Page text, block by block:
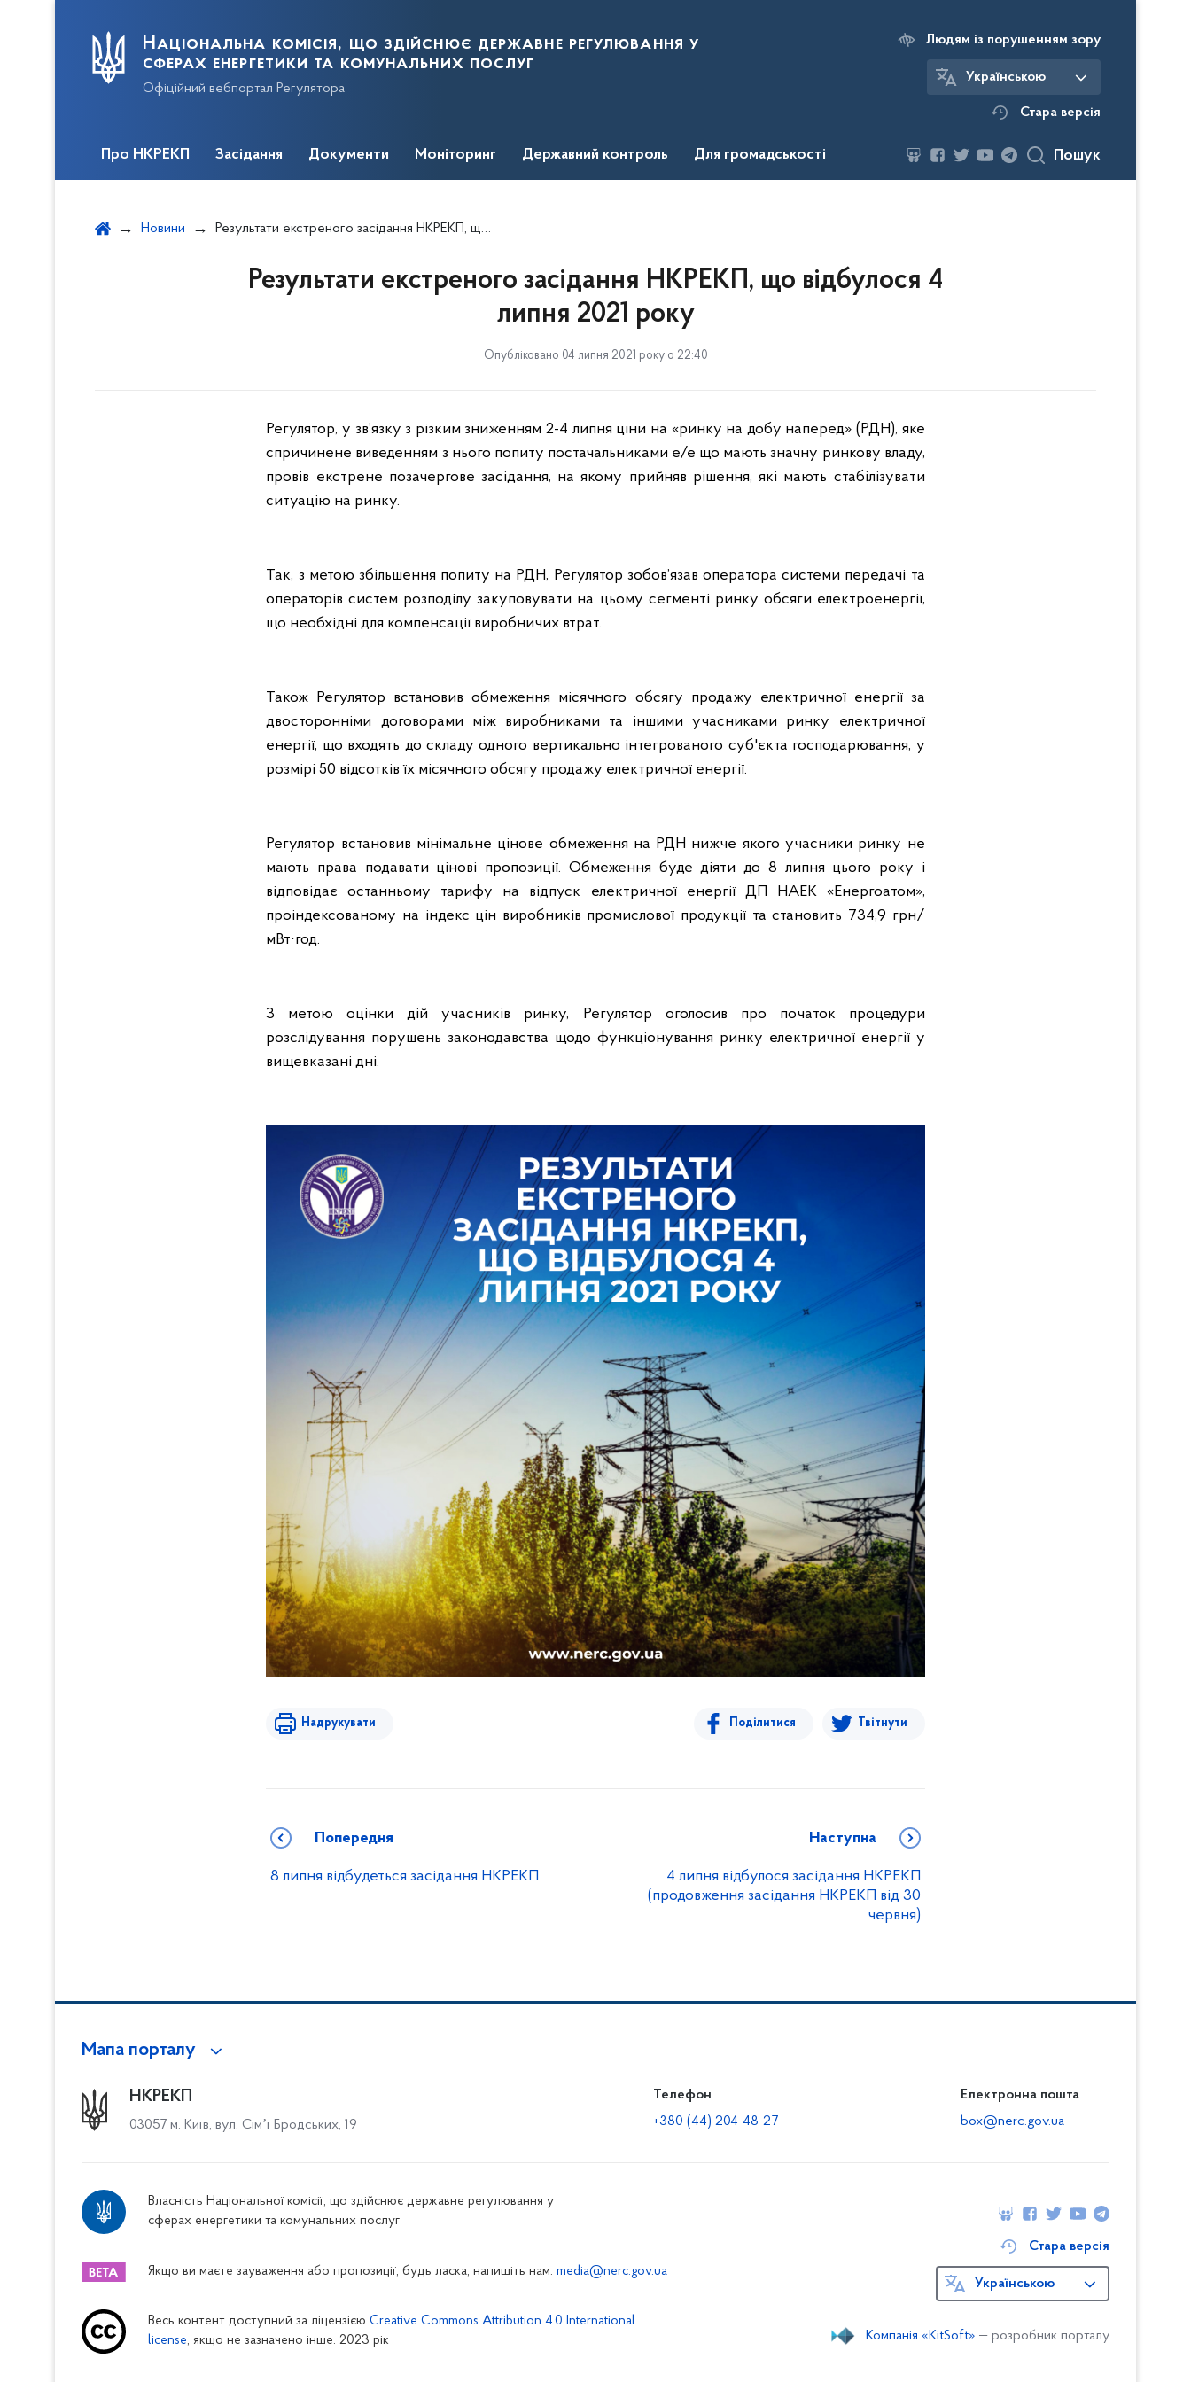
Національна комісія, що здійснює державне регулювання у
сферах енергетики та комунальних послуг
Офіційний вебпортал Регулятора
Людям із порушенням зору
Українською
Стара версія
Про НКРЕКП Засідання Документи Моніторинг Державний контроль Для громадськості Пошук
Новини Результати екстреного засідання НКРЕКП, що відбулося 4 липня 2021 року
Результати екстреного засідання НКРЕКП, що відбулося 4
липня 2021 року
Опубліковано 04 липня 2021 року о 22:40
Регулятор, у зв’язку з різким зниженням 2-4 липня ціни на «ринку на добу наперед» (РДН), яке
спричинене виведенням з нього попиту постачальниками е/е що мають значну ринкову владу,
провів екстрене позачергове засідання, на якому прийняв рішення, які мають стабілізувати
ситуацію на ринку.
Так, з метою збільшення попиту на РДН, Регулятор зобов’язав оператора системи передачі та
операторів систем розподілу закуповувати на цьому сегменті ринку обсяги електроенергії,
що необхідні для компенсації виробничих втрат.
Також Регулятор встановив обмеження місячного обсягу продажу електричної енергії за
двосторонніми договорами між виробниками та іншими учасниками ринку електричної
енергії, що входять до складу одного вертикально інтегрованого суб'єкта господарювання, у
розмірі 50 відсотків їх місячного обсягу продажу електричної енергії.
Регулятор встановив мінімальне цінове обмеження на РДН нижче якого учасники ринку не
мають права подавати цінові пропозиції. Обмеження буде діяти до 8 липня цього року і
відповідає останньому тарифу на відпуск електричної енергії ДП НАЕК «Енергоатом»,
проіндексованому на індекс цін виробників промислової продукції та становить 734,9 грн/
мВт∙год.
З метою оцінки дій учасників ринку, Регулятор оголосив про початок процедури
розслідування порушень законодавства щодо функціонування ринку електричної енергії у
вищевказані дні.
Надрукувати Поділитися Твітнути
Попередня
8 липня відбудеться засідання НКРЕКП
Наступна
4 липня відбулося засідання НКРЕКП
(продовження засідання НКРЕКП від 30
червня)
Мапа порталу
НКРЕКП
03057 м. Київ, вул. Сімʼї Бродських, 19
Телефон
+380 (44) 204-48-27
Електронна пошта
box@nerc.gov.ua
Власність Національної комісії, що здійснює державне регулювання у
сферах енергетики та комунальних послуг
Стара версія
Українською
Якщо ви маєте зауваження або пропозиції, будь ласка, напишіть нам: media@nerc.gov.ua
Весь контент доступний за ліцензією Creative Commons Attribution 4.0 International
license, якщо не зазначено інше. 2023 рік Компанія «KitSoft» — розробник порталу